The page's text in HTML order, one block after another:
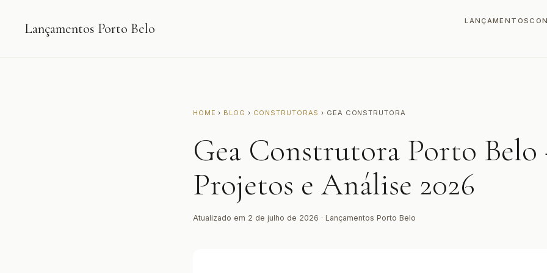
Lançamentos Porto Belo LANÇAMENTOS
HOME › BLOG › CONSTRUTORAS › GEA CONSTRUTORA
Gea Construtora Porto
Projetos e Análise 2026
Atualizado em 2 de julho de 2026 · Lançamentos Porto Belo